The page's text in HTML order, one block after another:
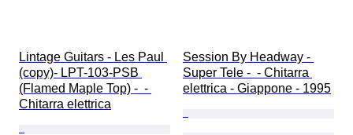
Lintage Guitars - Les Paul
(copy)- LPT-103-PSB
(Flamed Maple Top) -  -
Chitarra elettrica
Session By Headway -
Super Tele -  - Chitarra
elettrica - Giappone - 1995